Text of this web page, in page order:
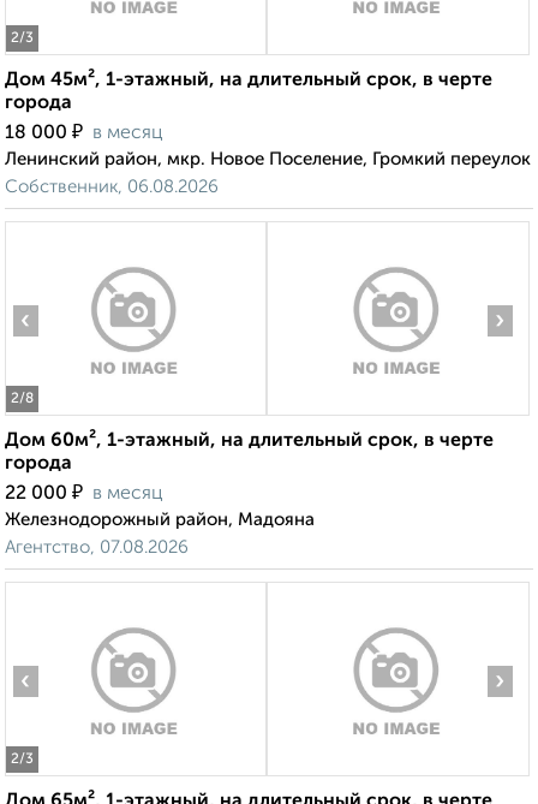
2/3
Дом 45м², 1-этажный, на длительный срок, в черте
города
18 000 ₽ в месяц
Ленинский район, мкр. Новое Поселение, Громкий переулок
Собственник, 06.08.2026
2/8
‹ ›
Дом 60м², 1-этажный, на длительный срок, в черте
города
22 000 ₽ в месяц
Железнодорожный район, Мадояна
Агентство, 07.08.2026
2/3
‹ ›